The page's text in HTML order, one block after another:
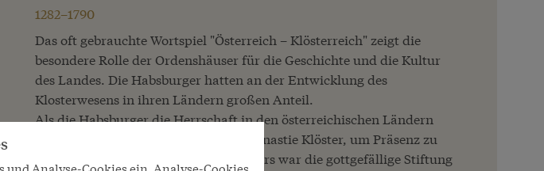
1282–1790
Das oft gebrauchte Wortspiel "Österreich – Klösterreich" zeigt die
besondere Rolle der Ordenshäuser für die Geschichte und die Kultur
des Landes. Die Habsburger hatten an der Entwicklung des
Klosterwesens in ihren Ländern großen Anteil.
Als die Habsburger die Herrschaft in den österreichischen Ländern
antraten, gründete die landfremde Dynastie Klöster, um Präsenz zu
zeigen. Denn im Denken des Mittelalters war die gottgefällige Stiftung